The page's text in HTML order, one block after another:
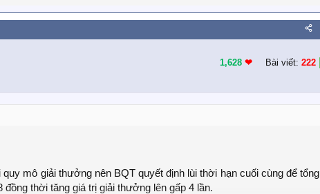
like nhất như sau:
1,628 ❤︎ Bài viết: 222
mô giải thưởng nên BQT quyết định lùi thời hạn cuối cùng để tổng
thời tăng giá trị giải thưởng lên gấp 4 lần.